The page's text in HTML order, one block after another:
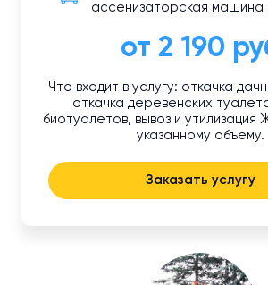
ассенизаторская машина
от 2 190
Что входит в услугу: откачка
откачка деревенских
биотуалетов, вывоз и
указанному объему.
Заказать услугу